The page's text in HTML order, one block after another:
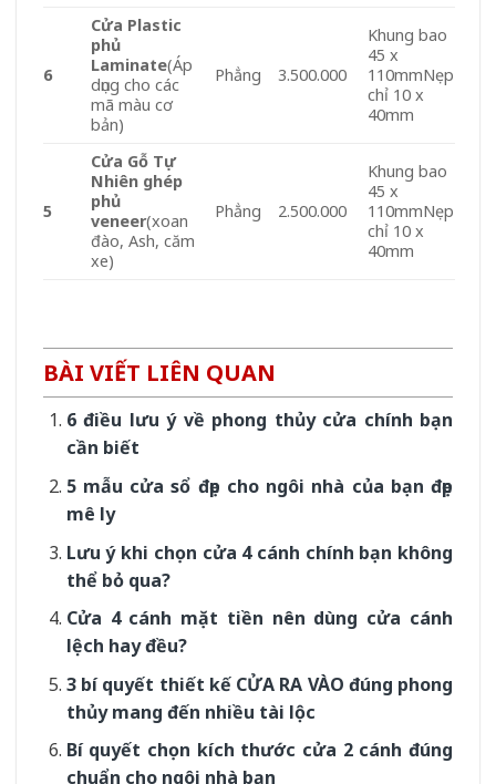
6
Cửa Plastic
phủ
Laminate(Áp
dụng cho các
mã màu cơ
bản)
Phẳng 3.500.000
Khung bao
45 x
110mmNẹp
chỉ 10 x
40mm
5
Cửa Gỗ Tự
Nhiên ghép
phủ
veneer(xoan
đào, Ash, căm
xe)
Phẳng 2.500.000
Khung bao
45 x
110mmNẹp
chỉ 10 x
40mm
BÀI VIẾT LIÊN QUAN
6 điều lưu ý về phong thủy cửa chính bạn
cần biết
5 mẫu cửa sổ đẹp cho ngôi nhà của bạn đẹp
mê ly
Lưu ý khi chọn cửa 4 cánh chính bạn không
thể bỏ qua?
Cửa 4 cánh mặt tiền nên dùng cửa cánh
lệch hay đều?
3 bí quyết thiết kế CỬA RA VÀO đúng phong
thủy mang đến nhiều tài lộc
Bí quyết chọn kích thước cửa 2 cánh đúng
chuẩn cho ngôi nhà bạn